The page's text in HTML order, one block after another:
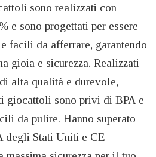
sono realizzati con
e sono progettati per essere
facili da afferrare, garantendo
gioia e sicurezza. Realizzati
alta qualità e durevole,
giocattoli sono privi di BPA e
da pulire. Hanno superato
degli Stati Uniti e CE